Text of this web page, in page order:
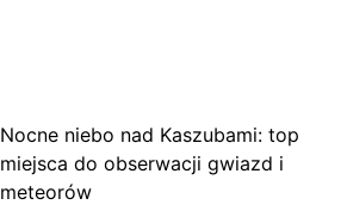
Nocne niebo nad Kaszubami: top
miejsca do obserwacji gwiazd i
meteorów